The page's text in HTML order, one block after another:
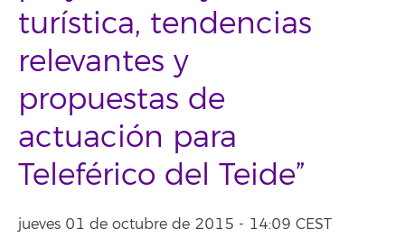
turística, tendencias
relevantes y
propuestas de
actuación para
Teleférico del Teide”
jueves 01 de octubre de 2015 - 14:09 CEST